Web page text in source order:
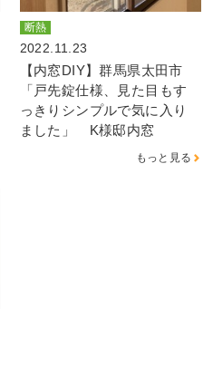
断熱
2022.11.23
【内窓DIY】群馬県太田市
「戸先錠仕様、見た目もす
っきりシンプルで気に入り
ました」 K様邸内窓
もっと見る